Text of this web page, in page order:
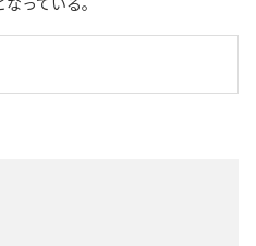
っている。